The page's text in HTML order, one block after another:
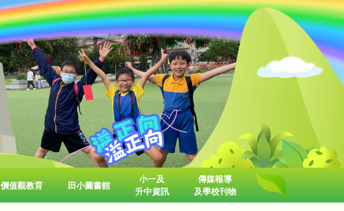
價值觀教育 田小圖書館
小一及
升中資訊
傳媒報導
及學校刊物